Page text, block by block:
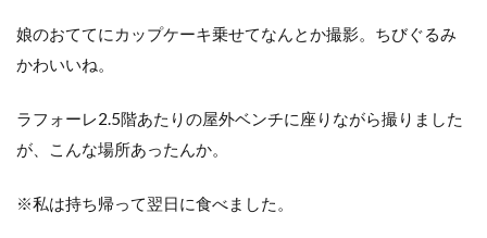
娘のおててにカップケーキ乗せてなんとか撮影。ちびぐるみ
かわいいね。
ラフォーレ2.5階あたりの屋外ベンチに座りながら撮りました
が、こんな場所あったんか。
※私は持ち帰って翌日に食べました。